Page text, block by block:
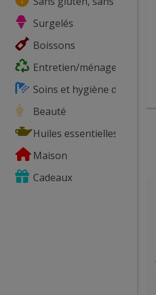
Surgelés
Boissons
Entretien/ménage
Soins et hygiène du corps
Beauté
Huiles essentielles
Maison
Cadeaux